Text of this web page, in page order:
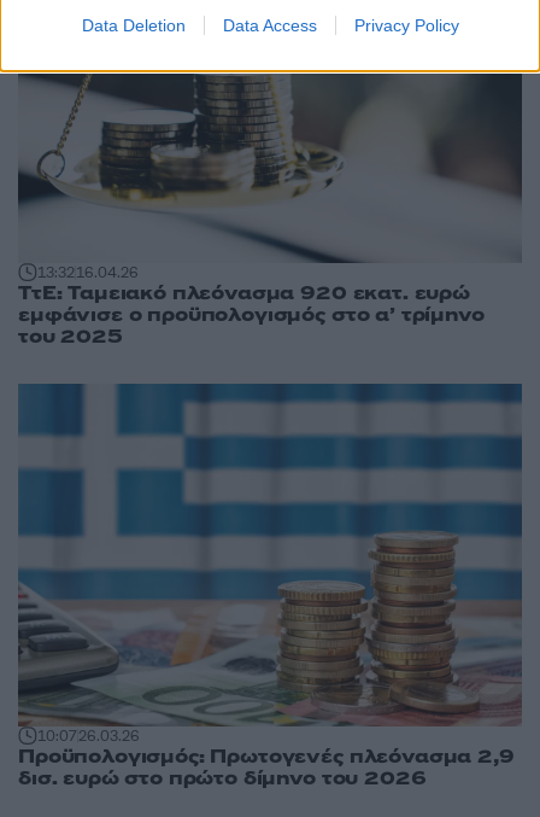
Data Deletion Data Access Privacy Policy
13:3216.04.26
ΤτΕ: Ταμειακό πλεόνασμα 920 εκατ. ευρώ
εμφάνισε ο προϋπολογισμός στο α’ τρίμηνο
του 2025
10:0726.03.26
Προϋπολογισμός: Πρωτογενές πλεόνασμα 2,9
δισ. ευρώ στο πρώτο δίμηνο του 2026